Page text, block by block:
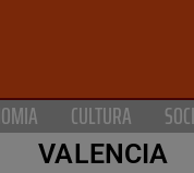
CULTURA
VALENCIA